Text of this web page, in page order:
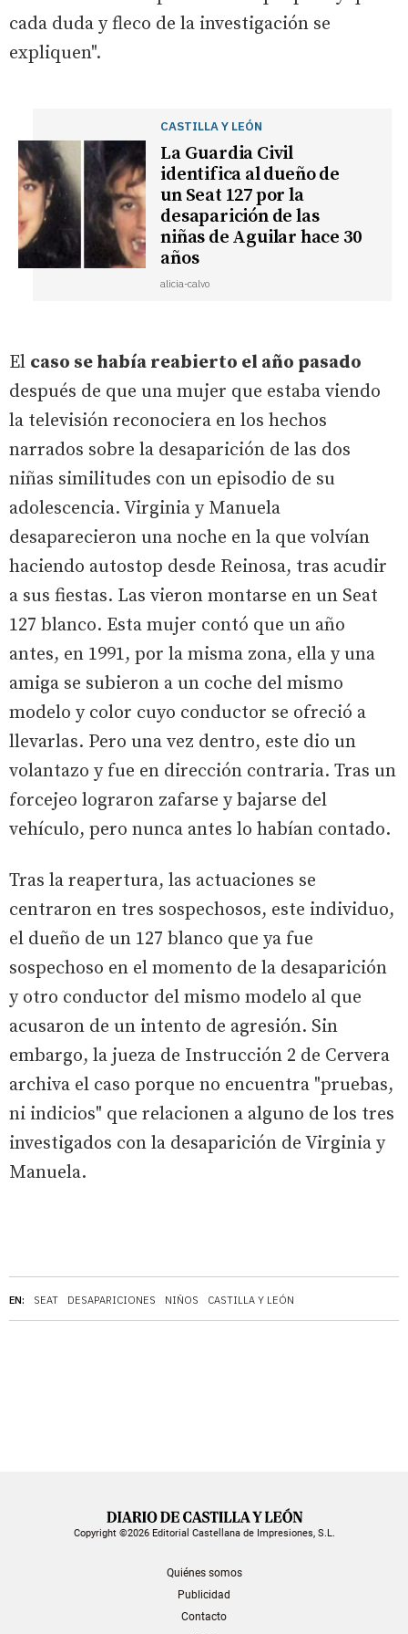
EN: SEAT DESAPARICIONES NIÑOS CASTILLA Y LEÓN
cada duda y fleco de la investigación se
expliquen".
CASTILLA Y LEÓN
La Guardia Civil
identifica al dueño de
un Seat 127 por la
desaparición de las
niñas de Aguilar hace 30
años
alicia-calvo
El caso se había reabierto el año pasado
después de que una mujer que estaba viendo
la televisión reconociera en los hechos
narrados sobre la desaparición de las dos
niñas similitudes con un episodio de su
adolescencia. Virginia y Manuela
desaparecieron una noche en la que volvían
haciendo autostop desde Reinosa, tras acudir
a sus fiestas. Las vieron montarse en un Seat
127 blanco. Esta mujer contó que un año
antes, en 1991, por la misma zona, ella y una
amiga se subieron a un coche del mismo
modelo y color cuyo conductor se ofreció a
llevarlas. Pero una vez dentro, este dio un
volantazo y fue en dirección contraria. Tras un
forcejeo lograron zafarse y bajarse del
vehículo, pero nunca antes lo habían contado.
Tras la reapertura, las actuaciones se
centraron en tres sospechosos, este individuo,
el dueño de un 127 blanco que ya fue
sospechoso en el momento de la desaparición
y otro conductor del mismo modelo al que
acusaron de un intento de agresión. Sin
embargo, la jueza de Instrucción 2 de Cervera
archiva el caso porque no encuentra "pruebas,
ni indicios" que relacionen a alguno de los tres
investigados con la desaparición de Virginia y
Manuela.
Copyright ©2026 Editorial Castellana de Impresiones, S.L.
Quiénes somos
Publicidad
Contacto